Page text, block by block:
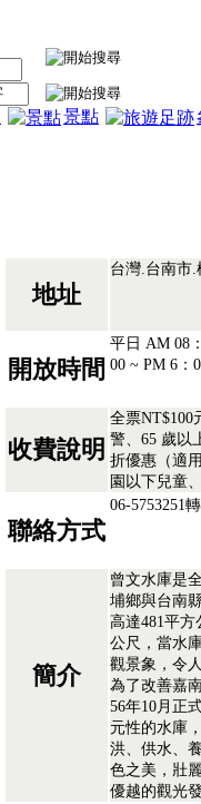
景點
地址
台灣.台南市.
開放時間
平日 AM 08
00 ~ PM 6：
收費說明
全票NT$100
警、65 歲以
折優惠（適
園以下兒童
聯絡方式
06-5753251
簡介
曾文水庫是
埔鄉與台南
高達481平
公尺，當水
觀景象，令
為了改善嘉
56年10月正
元性的水庫
洪、供水、
色之美，壯
優越的觀光